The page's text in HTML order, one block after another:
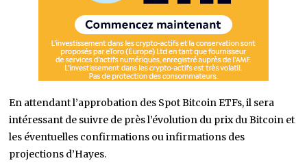
En attendant l’approbation des Spot Bitcoin ETFs, il sera
intéressant de suivre de près l’évolution du prix du Bitcoin et
les éventuelles confirmations ou infirmations des
projections d’Hayes.